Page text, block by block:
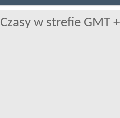
Czasy w strefie GMT